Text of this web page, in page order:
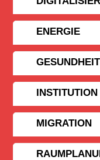
ENERGIE
MIGRATION